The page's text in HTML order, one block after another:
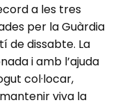
a les tres
per la Guàrdia
de dissabte. La
i amb l’ajuda
col·locar,
viva la